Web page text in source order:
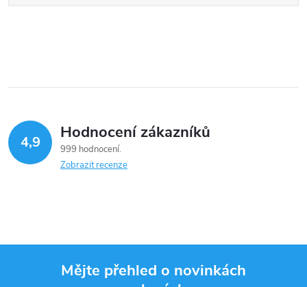
4,9 Hodnocení zákazníků
999 hodnocení
Zobrazit recenze
Mějte přehled o novinkách